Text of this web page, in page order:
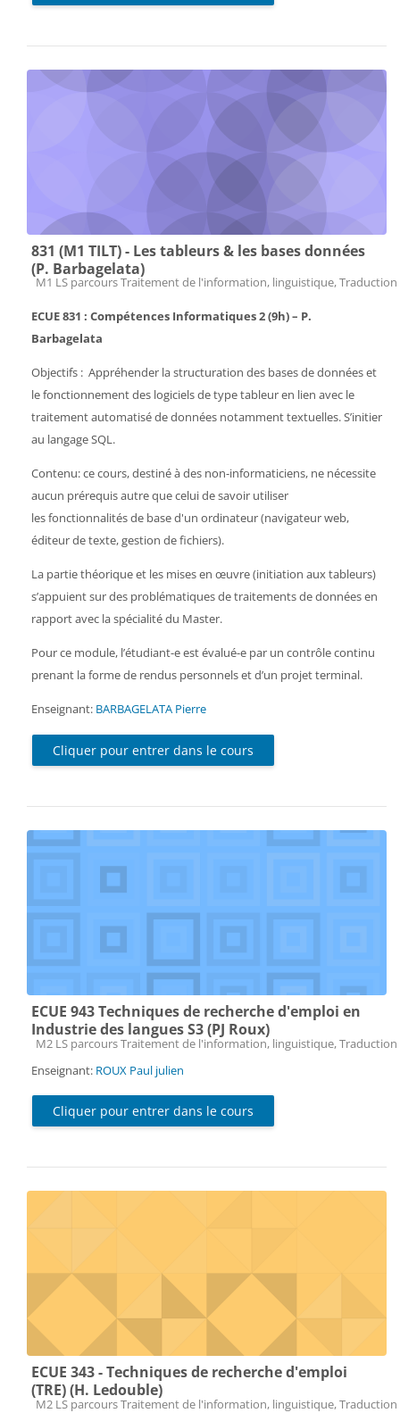
831 (M1 TILT) - Les tableurs & les bases données
(P. Barbagelata)
Catégorie de cours
M1 LS parcours Traitement de l'information, linguistique, Traduction
ECUE 831 : Compétences Informatiques 2 (9h) – P.
Barbagelata
Objectifs : Appréhender la structuration des bases de données et
le fonctionnement des logiciels de type tableur en lien avec le
traitement automatisé de données notamment textuelles. S’initier
au langage SQL.
Contenu: ce cours, destiné à des non-informaticiens, ne nécessite
aucun prérequis autre que celui de savoir utiliser
lesfonctionnalités de base d'un ordinateur (navigateur web,
éditeur de texte, gestion de fichiers).
La partie théorique et les mises en œuvre (initiation aux tableurs)
s’appuient sur des problématiques de traitements de données en
rapport avec la spécialité du Master.
Pour ce module, l’étudiant-e est évalué-e par un contrôle continu
prenant la forme de rendus personnels et d’un projet terminal.
Enseignant: BARBAGELATA Pierre
Cliquer pour entrer dans le cours
ECUE 943 Techniques de recherche d'emploi en
Industrie des langues S3 (PJ Roux)
Catégorie de cours
M2 LS parcours Traitement de l'information, linguistique, Traduction
Enseignant: ROUX Paul julien
Cliquer pour entrer dans le cours
ECUE 343 - Techniques de recherche d'emploi
(TRE) (H. Ledouble)
Catégorie de cours
M2 LS parcours Traitement de l'information, linguistique, Traduction